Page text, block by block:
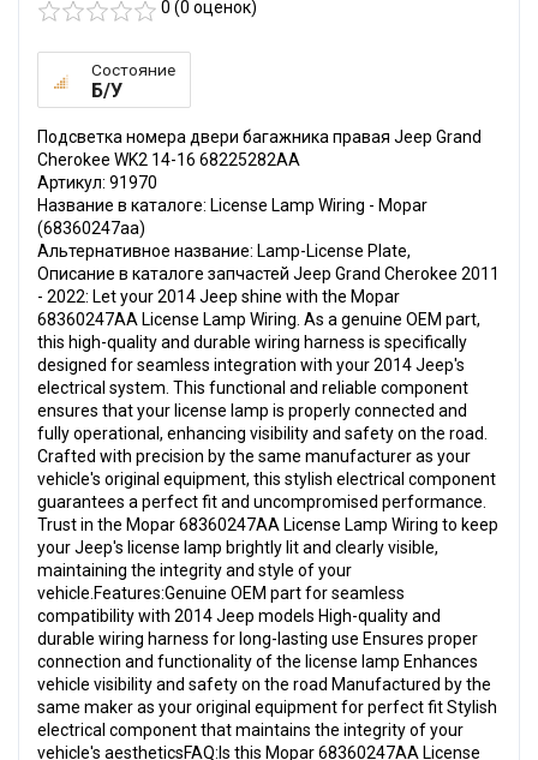
0 (0 оценок)
Состояние
Б/У
Подсветка номера двери багажника правая Jeep Grand
Cherokee WK2 14-16 68225282AA
Артикул: 91970
Название в каталоге: License Lamp Wiring - Mopar
(68360247aa)
Альтернативное название: Lamp-License Plate,
Описание в каталоге запчастей Jeep Grand Cherokee 2011
- 2022: Let your 2014 Jeep shine with the Mopar
68360247AA License Lamp Wiring. As a genuine OEM part,
this high-quality and durable wiring harness is specifically
designed for seamless integration with your 2014 Jeep's
electrical system. This functional and reliable component
ensures that your license lamp is properly connected and
fully operational, enhancing visibility and safety on the road.
Crafted with precision by the same manufacturer as your
vehicle's original equipment, this stylish electrical component
guarantees a perfect fit and uncompromised performance.
Trust in the Mopar 68360247AA License Lamp Wiring to keep
your Jeep's license lamp brightly lit and clearly visible,
maintaining the integrity and style of your
vehicle.Features:Genuine OEM part for seamless
compatibility with 2014 Jeep models High-quality and
durable wiring harness for long-lasting use Ensures proper
connection and functionality of the license lamp Enhances
vehicle visibility and safety on the road Manufactured by the
same maker as your original equipment for perfect fit Stylish
electrical component that maintains the integrity of your
vehicle's aestheticsFAQ:Is this Mopar 68360247AA License